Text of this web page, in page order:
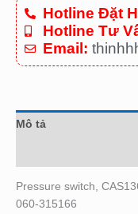
Hotline Đặt
Hotline Tư
Email:
Mô tả
Pressure switch,
060-315166